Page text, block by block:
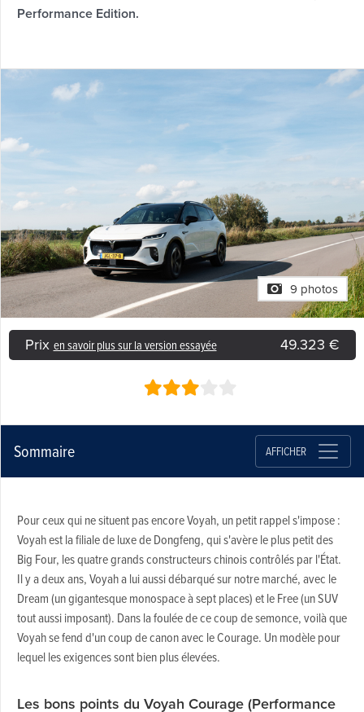
Performance Edition.
9 photos
Prix en savoir plus sur la version essayée 49.323 €
Sommaire AFFICHER
Pour ceux qui ne situent pas encore Voyah, un petit rappel s'impose :
Voyah est la filiale de luxe de Dongfeng, qui s'avère le plus petit des
Big Four, les quatre grands constructeurs chinois contrôlés par l'État.
Il y a deux ans, Voyah a lui aussi débarqué sur notre marché, avec le
Dream (un gigantesque monospace à sept places) et le Free (un SUV
tout aussi imposant). Dans la foulée de ce coup de semonce, voilà que
Voyah se fend d'un coup de canon avec le Courage. Un modèle pour
lequel les exigences sont bien plus élevées.
Les bons points du Voyah Courage (Performance